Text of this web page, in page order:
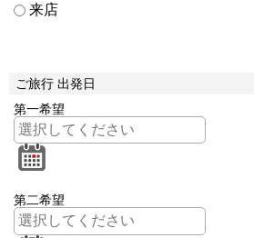
来店
ご旅行 出発日
第一希望
第二希望